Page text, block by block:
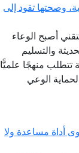
وصحتها تقود إلى
أصبح الوعاء
والتسليم
تتطلب منهجًا علميًّا
الوعي
أداة مساعدة ولا